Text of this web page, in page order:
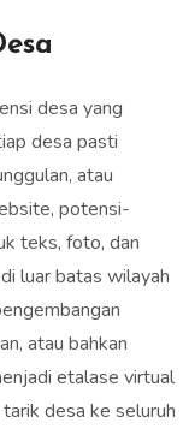
desa yang
desa pasti
atau
potensi-
teks, foto, dan
luar batas wilayah
atau bahkan
etalase virtual
desa ke seluruh